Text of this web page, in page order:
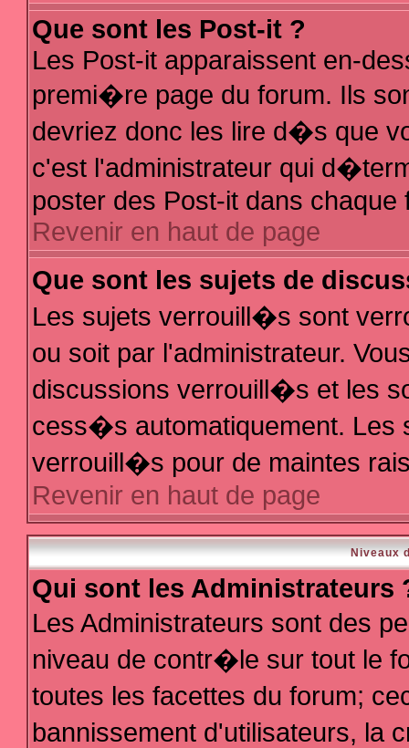
Que sont les Post-it ?
Les Post-it apparaissent en-
premi�re page du forum. Ils
devriez donc les lire d�s que
c'est l'administrateur qui
poster des Post-it dans chaque
Revenir en haut de page
Que sont les sujets de
Les sujets verrouill�s sont
ou soit par l'administrateur.
discussions verrouill�s et les
cess�s automatiquement.
verrouill�s pour de maintes
Revenir en haut de page
Niveaux
Qui sont les Administrateurs
Les Administrateurs sont des
niveau de contr�le sur tout le
toutes les facettes du forum;
bannissement d'utilisateurs, la